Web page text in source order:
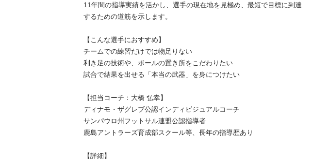
11年間の指導実績を活かし、選手の現在地を見極め、最短で目標に到達
するための道筋を示します。
​【こんな選手におすすめ】
​チームでの練習だけでは物足りない
​利き足の技術や、ボールの置き所をこだわりたい
​試合で結果を出せる「本当の武器」を身につけたい
​【担当コーチ：大橋 弘幸】
​ディナモ・ザグレブ公認インディビジュアルコーチ
​サンパウロ州フットサル連盟公認指導者
​鹿島アントラーズ育成部スクール等、長年の指導歴あり
​【詳細】